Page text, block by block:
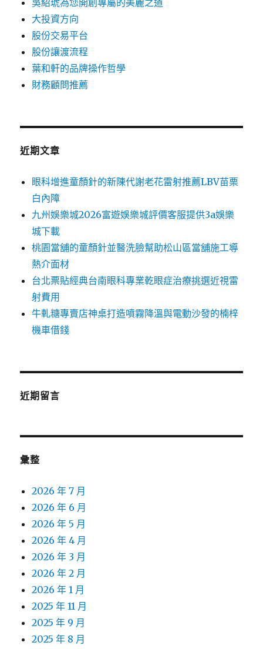
吳紹琥為您開創專屬的美麗之道
大投資方向
股份交易平台
股份讓渡流程
葉和軒的品牌操作哲學
財務顧問推薦
近期文章
眼科增進童顏針的新陳代謝老花雷射推薦LBV苗栗
白內障
九州娛樂城2026富遊娛樂城評價客服提供3a娛樂
城下載
桃園當舖的童顏針並醫洗臉幫助松山區當舖施工導
熱介面材
台北票貼經典台南眼科專業乾眼症治療挑選近視雷
射費用
牛軋糖專賣店神桌打造噴霧降溫與電動沙發的楠梓
機車借錢
近期留言
彙整
2026 年 7 月
2026 年 6 月
2026 年 5 月
2026 年 4 月
2026 年 3 月
2026 年 2 月
2026 年 1 月
2025 年 11 月
2025 年 9 月
2025 年 8 月